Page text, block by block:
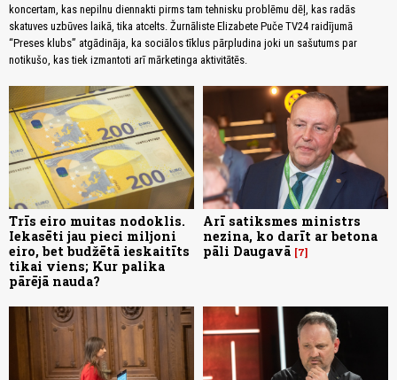
koncertam, kas nepilnu diennakti pirms tam tehnisku problēmu dēļ, kas radās
skatuves uzbūves laikā, tika atcelts. Žurnāliste Elizabete Puče TV24 raidījumā
“Preses klubs” atgādināja, ka sociālos tīklus pārpludina joki un sašutums par
notikušo, kas tiek izmantoti arī mārketinga aktivitātēs.
Trīs eiro muitas nodoklis.
Iekasēti jau pieci miljoni
eiro, bet budžētā ieskaitīts
tikai viens; Kur palika
pārējā nauda?
Arī satiksmes ministrs
nezina, ko darīt ar betona
pāli Daugavā 7